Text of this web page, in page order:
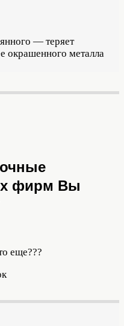
— теряет
окрашенного металла
фирм Вы
еще???